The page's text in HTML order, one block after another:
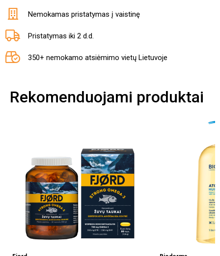
Nemokamas pristatymas į vaistinę
Pristatymas iki 2 d.d.
350+ nemokamo atsiėmimo vietų Lietuvoje
Rekomenduojami produktai